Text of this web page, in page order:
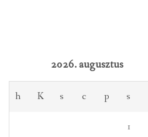
2026. augusztus
h K s c p s
1